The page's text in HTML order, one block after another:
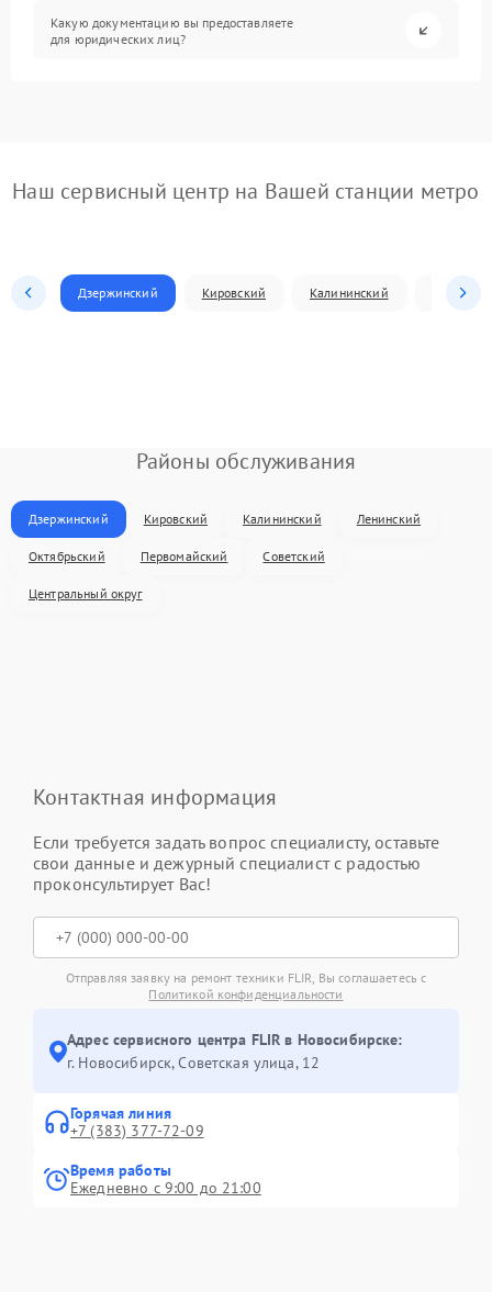
Какую документацию вы предоставляете
для юридических лиц?
Наш сервисный центр на Вашей станции метро
Дзержинский Кировский Калининский
Районы обслуживания
Дзержинский Кировский Калининский Ленинский
Октябрьский Первомайский Советский
Центральный округ
Контактная информация
Если требуется задать вопрос специалисту, оставьте
свои данные и дежурный специалист с радостью
проконсультирует Вас!
Отправляя заявку на ремонт техники FLIR, Вы соглашаетесь с
Политикой конфиденциальности
Адрес сервисного центра FLIR в Новосибирске:
г. Новосибирск, Советская улица, 12
Горячая линия
+7 (383) 377-72-09
Время работы
Ежедневно с 9:00 до 21:00